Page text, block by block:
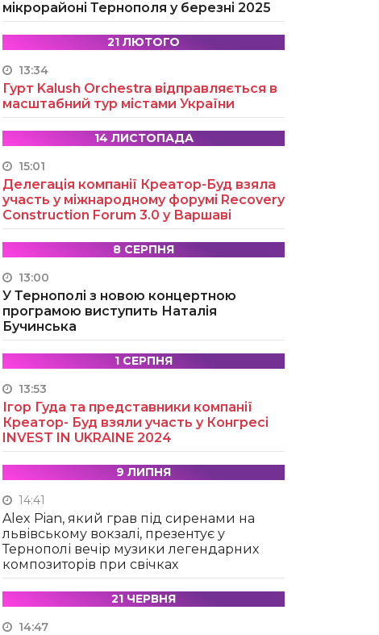
мікрорайоні Тернополя у березні 2025
21 ЛЮТОГО
13:34
Гурт Kalush Orchestra відправляється в
масштабний тур містами України
14 ЛИСТОПАДА
15:01
Делегація компанії Креатор-Буд взяла
участь у міжнародному форумі Recovery
Construction Forum 3.0 у Варшаві
8 СЕРПНЯ
13:00
У Тернополі з новою концертною
програмою виступить Наталія
Бучинська
1 СЕРПНЯ
13:53
Ігор Гуда та представники компанії
Креатор- Буд взяли участь у Конгресі
INVEST IN UKRAINE 2024
9 ЛИПНЯ
14:41
Alex Pian, який грав під сиренами на
львівському вокзалі, презентує у
Тернополі вечір музики легендарних
композиторів при свічках
21 ЧЕРВНЯ
14:47